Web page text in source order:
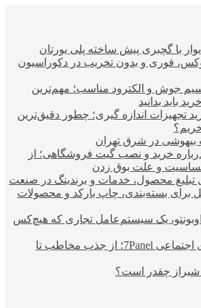
با گچبری پیش ساخته پلی یورتان
فوری و بدون تخریب در دکوراسیون
سیم جوش و الکترود مناسب؛ مهم‌ترین
باید بدانید
تجهیزات اندازه گیری؛ چطور دقیق‌ترین
بیهوشی در شرق تهران
خرید و نصب گیت فروشگاهی؛ از
و علت بوق زدن
تبلیغ محصول، خدمات و برندینگ در صنعت
برای بسته‌بندی، چاپ بارکد و محصولات
یک سیستم‌عامل تجاری که هیچ‌کس
خدمات شبکه‌های اجتماعی 7Panel؛ از جذب مخاطب تا
شیراز چقدر است؟